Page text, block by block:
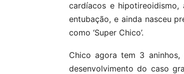
cardíacos e
entubação, e ainda nasceu
como ‘Super Chico’.
Chico agora tem 3
desenvolvimento do caso